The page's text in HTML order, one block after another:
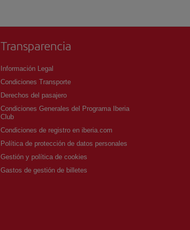
Transparencia
Información Legal
Condiciones Transporte
Derechos del pasajero
Condiciones Generales del Programa Iberia
Club
Condiciones de registro en iberia.com
Política de protección de datos personales
Gestión y política de cookies
Gastos de gestión de billetes